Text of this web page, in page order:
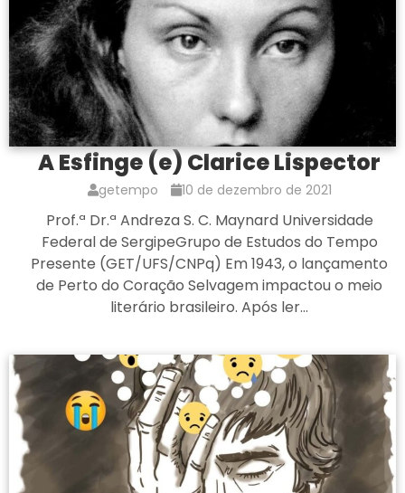
A Esfinge (e) Clarice Lispector
getempo 10 de dezembro de 2021
Prof.ª Dr.ª Andreza S. C. Maynard Universidade
Federal de SergipeGrupo de Estudos do Tempo
Presente (GET/UFS/CNPq) Em 1943, o lançamento
de Perto do Coração Selvagem impactou o meio
literário brasileiro. Após ler…